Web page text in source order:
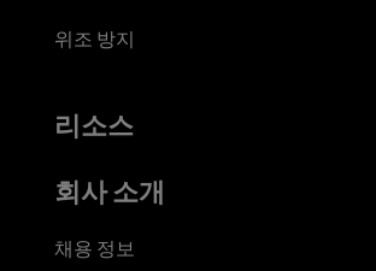
위조 방지
리소스
회사 소개
채용 정보